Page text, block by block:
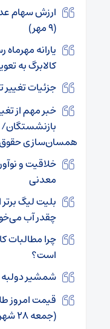
(۹ مهر)
یارانه
کالابرگ به
جزئیات
خبر مهم از
بازنشستگان/
همسان‌سازی حقوق ۱۴۰۴ اعلام
خلاقیت و
معدنی
بلیت لیگ برتر
چقدر آب
چرا مطالبات
است؟
شمشیر دولبه
(جمعه ۲۸ شهریور ۱۴۰۴)